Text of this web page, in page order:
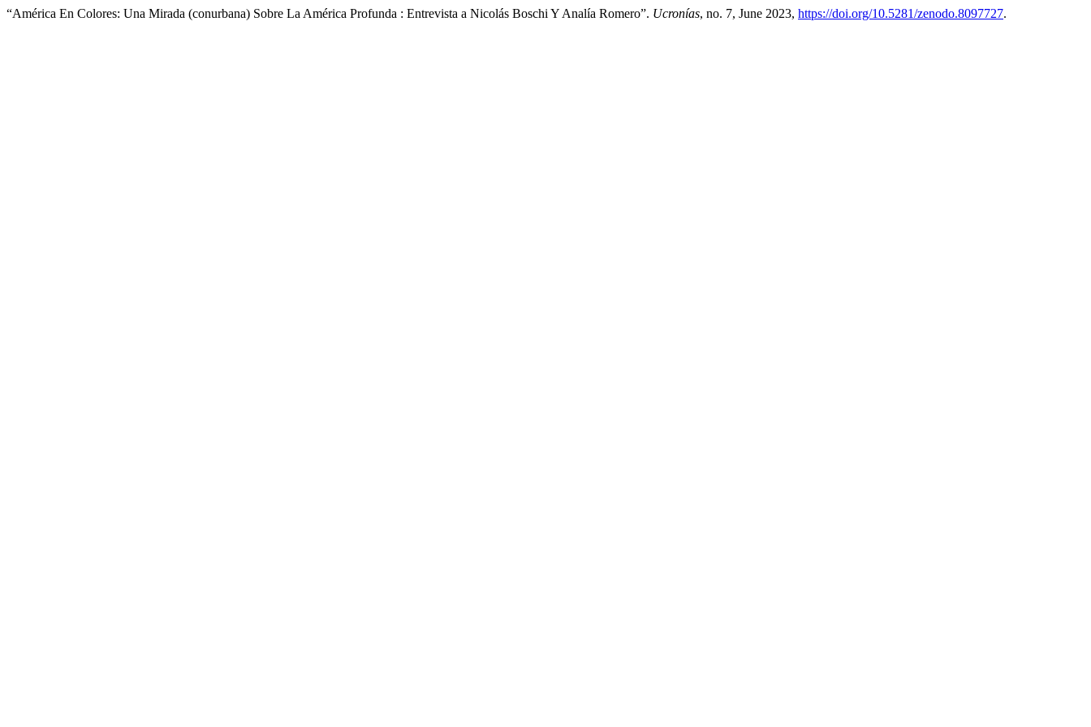
“América En Colores: Una Mirada (conurbana) Sobre La América Profunda : Entrevista a Nicolás Boschi Y Analía Romero”. Ucronías, no. 7, June 2023, https://doi.org/10.5281/zenodo.8097727.